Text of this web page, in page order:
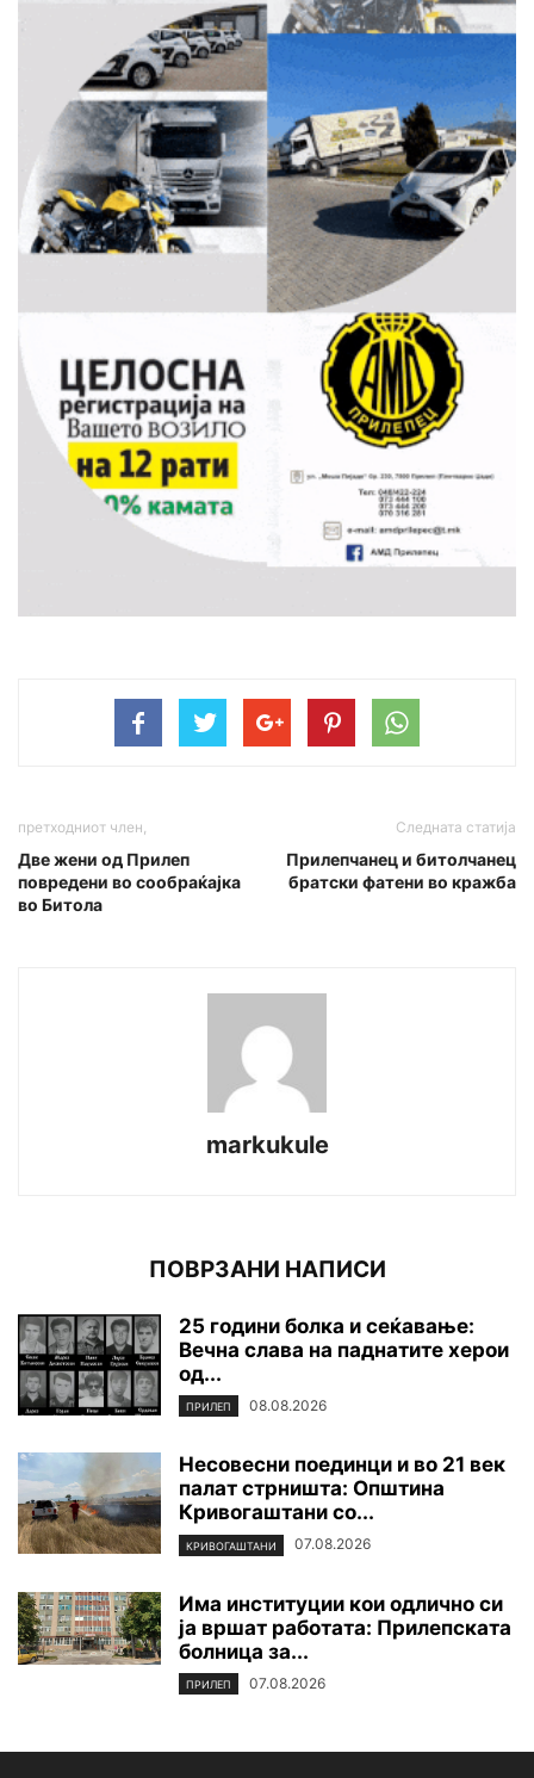
претходниот член,
Две жени oд Прилеп
повредени во сообраќајка
во Битола
Следната статија
Прилепчанец и битолчанец
братски фатени во кражба
markukule
ПОВРЗАНИ НАПИСИ
25 години болка и сеќавање:
Вечна слава на паднатите xepoи
од...
ПРИЛЕП 08.08.2026
Несовесни поединци и во 21 век
палат стрништа: Општина
Кривогаштани со...
КРИВОГАШТАНИ 07.08.2026
Има институции кои одлично си
ја вршат работата: Прилепската
болница за...
ПРИЛЕП 07.08.2026